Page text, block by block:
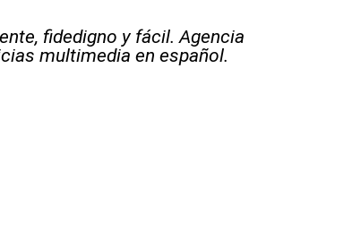
fidedigno y fácil. Agencia
multimedia en español.